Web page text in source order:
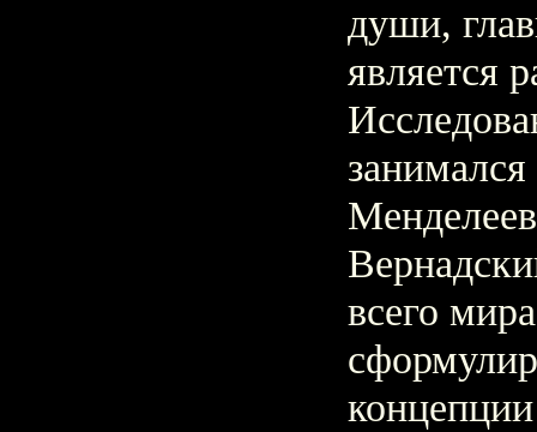
души,
является
всего